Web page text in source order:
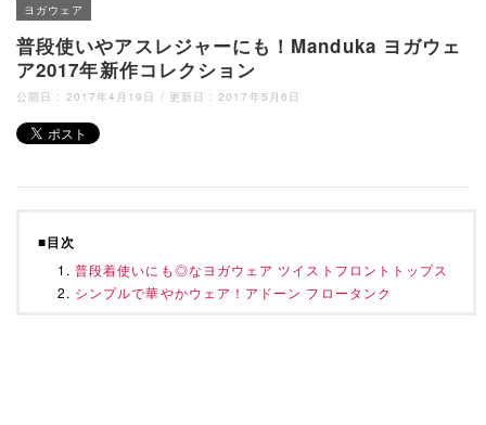
ヨガウェア
普段使いやアスレジャーにも！Manduka ヨガウェ
ア2017年新作コレクション
公開日 : 2017年4月19日 / 更新日 : 2017年5月6日
■目次
普段着使いにも◎なヨガウェア ツイストフロントトップス
シンプルで華やかウェア！アドーン フロータンク